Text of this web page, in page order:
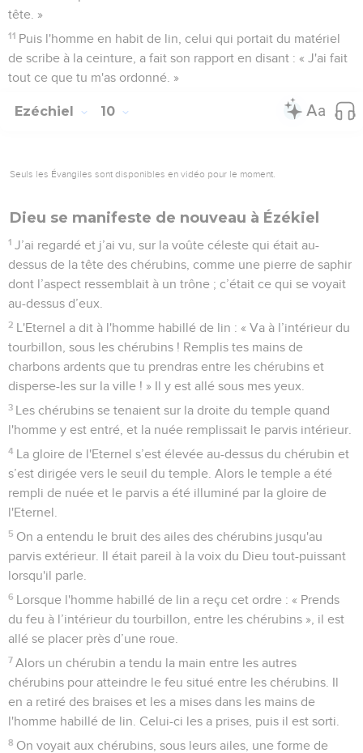
tête. »
11 Puis l'homme en habit de lin, celui qui portait du matériel
de scribe à la ceinture, a fait son rapport en disant : « J'ai fait
tout ce que tu m'as ordonné. »
Ezéchiel 10
Seuls les Évangiles sont disponibles en vidéo pour le moment.
Dieu se manifeste de nouveau à Ézékiel
1 J’ai regardé et j’ai vu, sur la voûte céleste qui était au-
dessus de la tête des chérubins, comme une pierre de saphir
dont l’aspect ressemblait à un trône ; c’était ce qui se voyait
au-dessus d’eux.
2 L'Eternel a dit à l'homme habillé de lin : « Va à l’intérieur du
tourbillon, sous les chérubins ! Remplis tes mains de
charbons ardents que tu prendras entre les chérubins et
disperse-les sur la ville ! » Il y est allé sous mes yeux.
3 Les chérubins se tenaient sur la droite du temple quand
l'homme y est entré, et la nuée remplissait le parvis intérieur.
4 La gloire de l'Eternel s’est élevée au-dessus du chérubin et
s’est dirigée vers le seuil du temple. Alors le temple a été
rempli de nuée et le parvis a été illuminé par la gloire de
l'Eternel.
5 On a entendu le bruit des ailes des chérubins jusqu'au
parvis extérieur. Il était pareil à la voix du Dieu tout-puissant
lorsqu'il parle.
6 Lorsque l'homme habillé de lin a reçu cet ordre : « Prends
du feu à l’intérieur du tourbillon, entre les chérubins », il est
allé se placer près d’une roue.
7 Alors un chérubin a tendu la main entre les autres
chérubins pour atteindre le feu situé entre les chérubins. Il
en a retiré des braises et les a mises dans les mains de
l'homme habillé de lin. Celui-ci les a prises, puis il est sorti.
8 On voyait aux chérubins, sous leurs ailes, une forme de